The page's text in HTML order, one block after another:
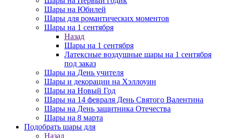
Шары на Юбилей
Шары для романтических моментов
Шары на 1 сентября
Назад
Шары на 1 сентября
Латексные воздушные шары на 1 сентября
под заказ
Шары на День учителя
Шары и декорации на Хэллоуин
Шары на Новый Год
Шары на 14 февраля День Святого Валентина
Шары на День защитника Отечества
Шары на 8 марта
Подобрать шары для
Назад